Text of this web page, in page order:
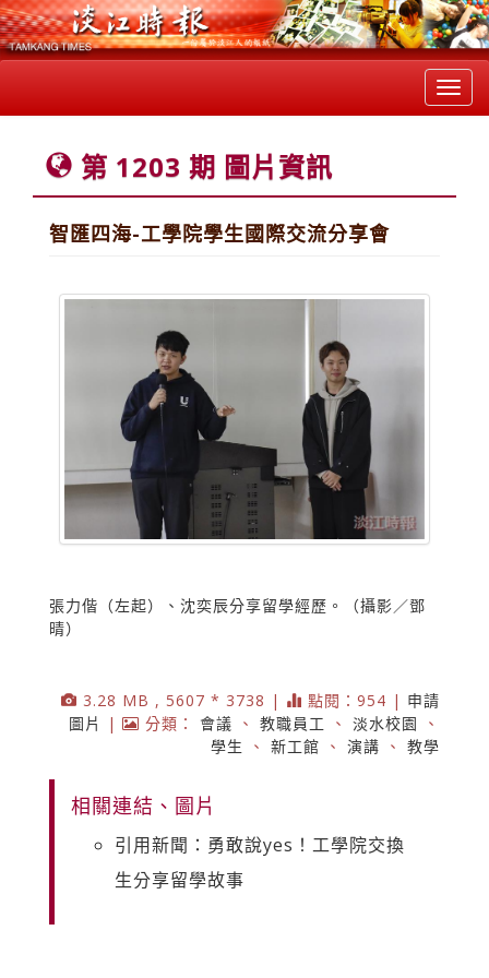
第 1203 期 圖片資訊
智匯四海-工學院學生國際交流分享會
張力偕（左起）、沈奕辰分享留學經歷。（攝影／鄧
晴）
3.28 MB , 5607 * 3738 | 點閱：954 | 申請
圖片
| 分類： 會議 、 教職員工 、 淡水校園
、
學生
、 新工館 、 演講 、 教學
相關連結、圖片
引用新聞：勇敢說yes！工學院交換
生分享留學故事